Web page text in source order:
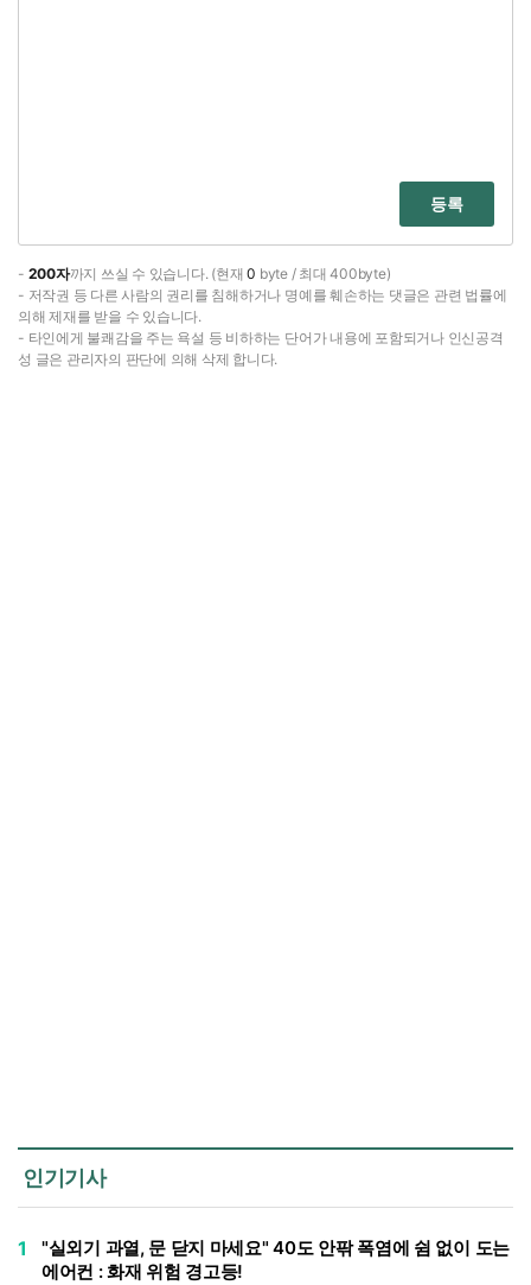
등록
- 200자까지 쓰실 수 있습니다. (현재0 byte / 최대 400byte)
- 저작권 등 다른 사람의 권리를 침해하거나 명예를 훼손하는 댓글은 관련 법률에
의해 제재를 받을 수 있습니다.
- 타인에게 불쾌감을 주는 욕설 등 비하하는 단어가 내용에 포함되거나 인신공격
성 글은 관리자의 판단에 의해 삭제 합니다.
인기기사
1
"실외기 과열, 문 닫지 마세요" 40도 안팎 폭염에 쉼 없이 도는
에어컨 : 화재 위험 경고등!